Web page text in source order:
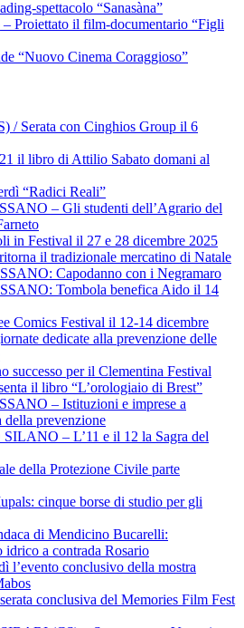
spettacolo “Sanasàna”
Proiettato il film-documentario “Figli
“Nuovo Cinema Coraggioso”
/ Serata con Cinghios Group il 6
il libro di Attilio Sabato domani al
“Radici Reali”
– Gli studenti dell’Agrario del
Festival il 27 e 28 dicembre 2025
il tradizionale mercatino di Natale
Capodanno con i Negramaro
Tombola benefica Aido il 14
Comics Festival il 12-14 dicembre
dedicate alla prevenzione delle
successo per il Clementina Festival
il libro “L’orologiaio di Brest”
– Istituzioni e imprese a
della prevenzione
– L’11 e il 12 la Sagra del
della Protezione Civile parte
cinque borse di studio per gli
di Mendicino Bucarelli:
a contrada Rosario
l’evento conclusivo della mostra
conclusiva del Memories Film Fest